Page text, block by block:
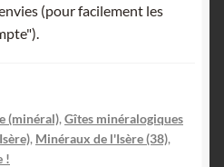
(pour facilement les
(minéral), Gîtes minéralogiques
, Minéraux de l'Isère (38),
!